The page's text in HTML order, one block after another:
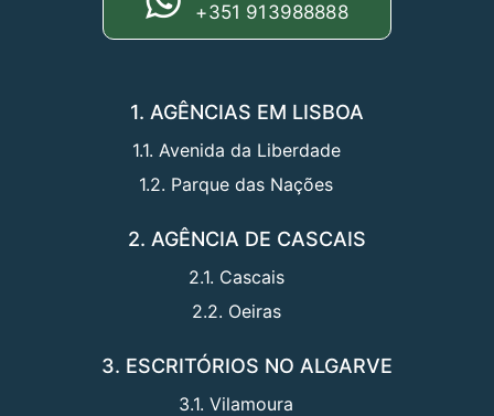
+351 913988888
1. AGÊNCIAS EM LISBOA
1.1. Avenida da Liberdade
1.2. Parque das Nações
2. AGÊNCIA DE CASCAIS
2.1. Cascais
2.2. Oeiras
3. ESCRITÓRIOS NO ALGARVE
3.1. Vilamoura